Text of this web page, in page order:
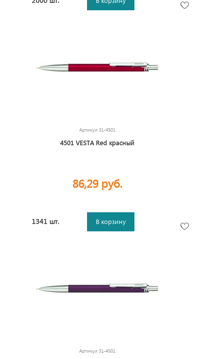
Артикул 31-4501
4501 VESTA Red красный
86,29 руб.
1341 шт. В корзину
Артикул 31-4501